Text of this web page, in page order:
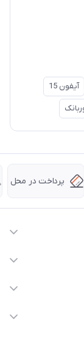
آیفون 15
پرداخت در محل